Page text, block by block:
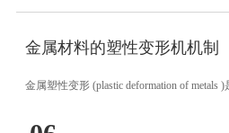
金属材料的塑性变形机机制
金属塑性变形 (plastic deformation of